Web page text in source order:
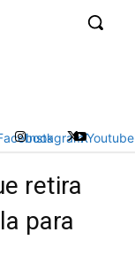
InstagramXYoutube
retira
para